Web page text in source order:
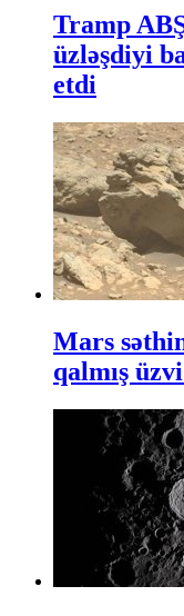
Tramp
üzləşdiyi
etdi
Mars
qalmış